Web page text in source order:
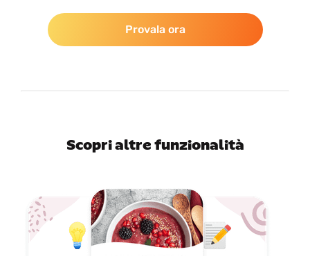
Provala ora
Scopri altre funzionalità